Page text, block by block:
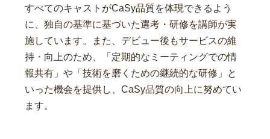
すべてのキャストがCaSy品質を体現できるよう
に、独自の基準に基づいた選考・研修を講師が実
施しています。また、デビュー後もサービスの維
持・向上のため、「定期的なミーティングでの情
報共有」や「技術を磨くための継続的な研修」と
いった機会を提供し、CaSy品質の向上に努めてい
ます。